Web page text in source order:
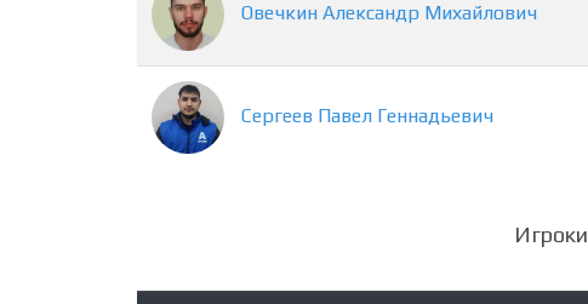
Овечкин Александр Михайлович
Сергеев Павел Геннадьевич
Игроки